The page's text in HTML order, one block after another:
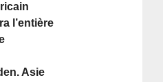
l’entière
Asie